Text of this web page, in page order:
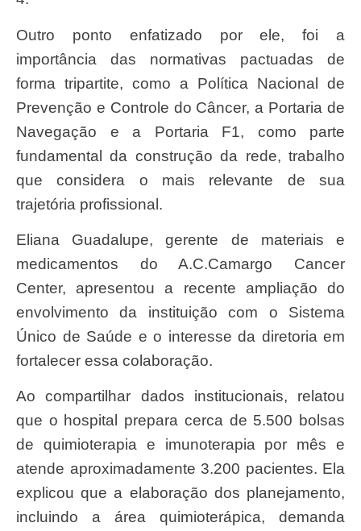
Outro ponto enfatizado por ele, foi a
importância das normativas pactuadas de
forma tripartite, como a Política Nacional de
Prevenção e Controle do Câncer, a Portaria de
Navegação e a Portaria F1, como parte
fundamental da construção da rede, trabalho
que considera o mais relevante de sua
trajetória profissional.
Eliana Guadalupe, gerente de materiais e
medicamentos do A.C.Camargo Cancer
Center, apresentou a recente ampliação do
envolvimento da instituição com o Sistema
Único de Saúde e o interesse da diretoria em
fortalecer essa colaboração.
Ao compartilhar dados institucionais, relatou
que o hospital prepara cerca de 5.500 bolsas
de quimioterapia e imunoterapia por mês e
atende aproximadamente 3.200 pacientes. Ela
explicou que a elaboração dos planejamento,
incluindo a área quimioterápica, demanda